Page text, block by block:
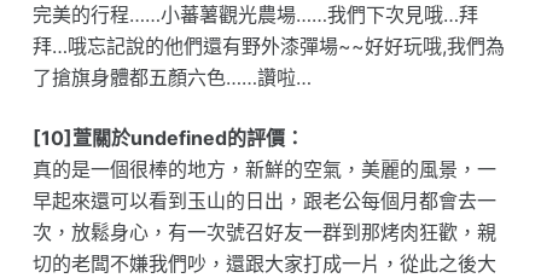
完美的行程……小蕃薯觀光農場……我們下次見哦…拜
拜…哦忘記說的他們還有野外漆彈場~~好好玩哦,我們為
了搶旗身體都五顏六色……讚啦…
[10]萱關於undefined的評價：
真的是一個很棒的地方，新鮮的空氣，美麗的風景，一
早起來還可以看到玉山的日出，跟老公每個月都會去一
次，放鬆身心，有一次號召好友一群到那烤肉狂歡，親
切的老闆不嫌我們吵，還跟大家打成一片，從此之後大